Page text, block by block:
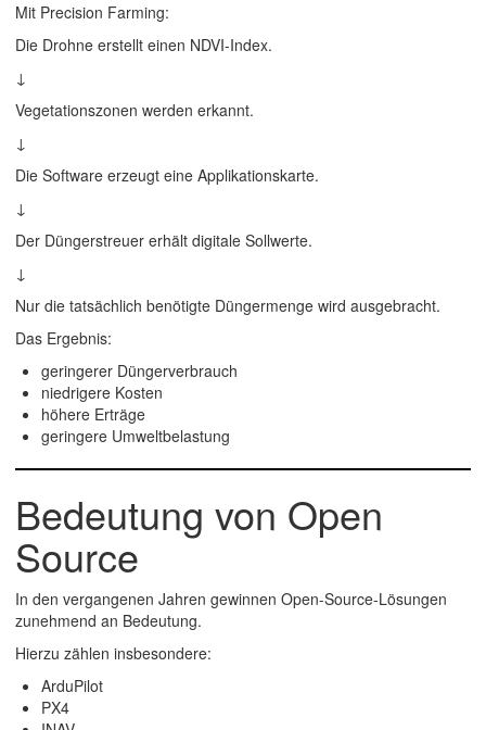
Mit Precision Farming:
Die Drohne erstellt einen NDVI-Index.
↓
Vegetationszonen werden erkannt.
↓
Die Software erzeugt eine Applikationskarte.
↓
Der Düngerstreuer erhält digitale Sollwerte.
↓
Nur die tatsächlich benötigte Düngermenge wird ausgebracht.
Das Ergebnis:
geringerer Düngerverbrauch
niedrigere Kosten
höhere Erträge
geringere Umweltbelastung
Bedeutung von Open
Source
In den vergangenen Jahren gewinnen Open-Source-Lösungen
zunehmend an Bedeutung.
Hierzu zählen insbesondere:
ArduPilot
PX4